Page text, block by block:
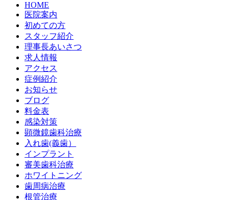
HOME
医院案内
初めての方
スタッフ紹介
理事長あいさつ
求人情報
アクセス
症例紹介
お知らせ
ブログ
料金表
感染対策
顕微鏡歯科治療
入れ歯(義歯）
インプラント
審美歯科治療
ホワイトニング
歯周病治療
根管治療